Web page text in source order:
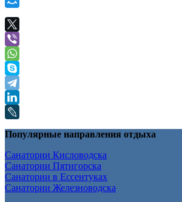
Популярные направления отдыха
Санатории Кисловодска
Санатории Пятигорска
Санатории в Ессентуках
Санатории Железноводска